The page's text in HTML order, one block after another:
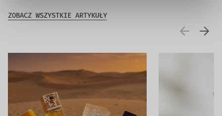
ZOBACZ WSZYSTKIE ARTYKUŁY